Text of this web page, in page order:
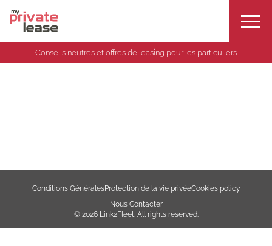
Conseils neutres et offres de leasing pour les particuliers
Conditions GénéralesProtection de la vie privéeCookies policy
Nous Contacter
© 2026 Link2Fleet. All rights reserved.